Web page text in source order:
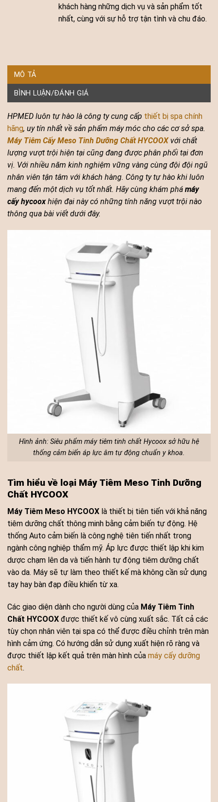
khách hàng những dịch vụ và sản phẩm tốt
nhất, cùng với sự hỗ trợ tận tình và chu đáo.
MÔ TẢ
BÌNH LUẬN/ĐÁNH GIÁ
HPMED luôn tự hào là công ty cung cấp thiết bị spa chính
hãng, uy tín nhất về sản phẩm máy móc cho các cơ sở spa.
Máy Tiêm Cấy Meso Tinh Dưỡng Chất HYCOOXvới chất
lượng vượt trội hiện tại cũng đang được phân phối tại đơn
vị. Với nhiều năm kinh nghiệm vững vàng cùng đội đội ngũ
nhân viên tận tâm với khách hàng. Công ty tự hào khi luôn
mang đến một dịch vụ tốt nhất. Hãy cùng khám phá máy
cấy hycoox hiện đại này có những tính năng vượt trội nào
thông qua bài viết dưới đây.
Hình ảnh: Siêu phẩm máy tiêm tinh chất Hycoox sở hữu hệ
thống cảm biến áp lực âm tự động chuẩn y khoa.
Tìm hiểu về loại Máy Tiêm Meso Tinh Dưỡng
Chất HYCOOX
Máy Tiêm Meso HYCOOX là thiết bị tiên tiến với khả năng
tiêm dưỡng chất thông minh bằng cảm biến tự động. Hệ
thống Auto cảm biến là công nghệ tiên tiến nhất trong
ngành công nghiệp thẩm mỹ. Áp lực được thiết lập khi kim
dược chạm lên da và tiến hành tự động tiêm dưỡng chất
vào da. Máy sẽ tự làm theo thiết kế mà không cần sử dụng
tay hay bàn đạp điều khiển từ xa.
Các giao diện dành cho người dùng của Máy Tiêm Tinh
Chất HYCOOX được thiết kế vô cùng xuất sắc. Tất cả các
tùy chọn nhân viên tại spa có thể được điều chỉnh trên màn
hình cảm ứng. Có hướng dẫn sử dụng xuất hiện rõ ràng và
được thiết lập kết quả trên màn hình của máy cấy dưỡng
chất.